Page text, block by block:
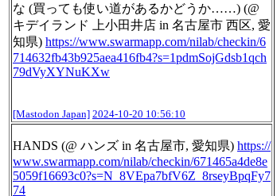
な (買っても使い道があるかどうか……) (@
キデイランド 上小田井店 in 名古屋市 西区, 愛
知県) https://www.swarmapp.com/nilab/checkin/6
714632fb43b925aea416fb4?s=1pdmSojGdsb1qch
79dVyXYNuKXw
[Mastodon Japan] 2024-10-20 10:56:10
HANDS (@ ハンズ in 名古屋市, 愛知県) https://
www.swarmapp.com/nilab/checkin/671465a4de8e
5059f16693c0?s=N_8VEpa7bfV6Z_8rseyBpqFy7
74